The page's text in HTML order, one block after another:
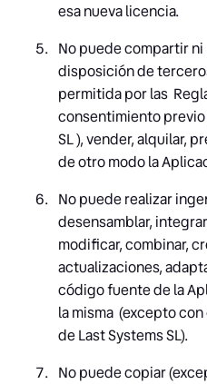
esa nueva licencia.
No puede compartir
disposición de
permitida por las
consentimiento
SL ), vender, alquilar,
de otro modo la
No puede realizar
desensamblar,
modificar, combinar,
actualizaciones,
código fuente de la
la misma (excepto
de Last Systems SL).
No puede copiar